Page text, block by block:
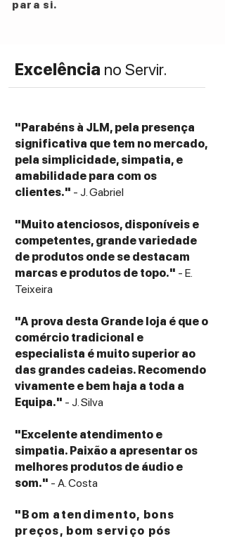
para si.
Excelência no Servir.
"Parabéns à JLM, pela presença
significativa que tem no mercado,
pela simplicidade, simpatia, e
amabilidade para com os
clientes." - J. Gabriel
"Muito atenciosos, disponíveis e
competentes, grande variedade
de produtos onde se destacam
marcas e produtos de topo." - E.
Teixeira
"A prova desta Grande loja é que o
comércio tradicional e
especialista é muito superior ao
das grandes cadeias. Recomendo
vivamente e bem haja a toda a
Equipa." - J. Silva
"Excelente atendimento e
simpatia. Paixão a apresentar os
melhores produtos de áudio e
som." - A. Costa
"Bom atendimento, bons
preços, bom serviço pós